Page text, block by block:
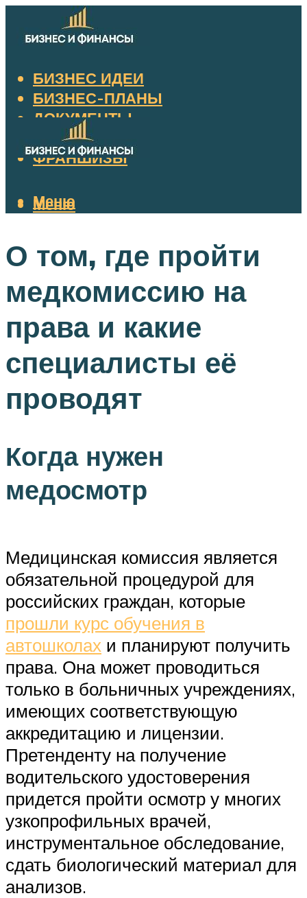
БИЗНЕС ИДЕИ
БИЗНЕС-ПЛАНЫ
ДОКУМЕНТЫ
НАЛОГИ
ФРАНШИЗЫ
Меню
Меню
О том, где пройти
медкомиссию на
права и какие
специалисты её
проводят
Когда нужен
медосмотр
Медицинская комиссия является
обязательной процедурой для
российских граждан, которые
прошли курс обучения в
автошколах и планируют получить
права. Она может проводиться
только в больничных учреждениях,
имеющих соответствующую
аккредитацию и лицензии.
Претенденту на получение
водительского удостоверения
придется пройти осмотр у многих
узкопрофильных врачей,
инструментальное обследование,
сдать биологический материал для
анализов.